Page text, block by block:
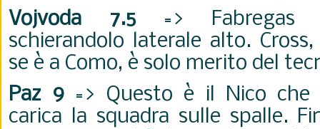
Vojvoda 7.5=> Fabregas
schierandolo laterale alto.
se è a Como, è solo merito del
Paz 9 => Questo è il Nico
carica la squadra sulle spalle.